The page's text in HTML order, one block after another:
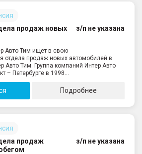
продаж новых
з/п не указана
Авто Тим ищет в свою
отдела продаж новых автомобилей в
Авто Тим. Группа компаний Интер Авто
– Петербурге в 1998...
Подробнее
продаж
з/п не указана